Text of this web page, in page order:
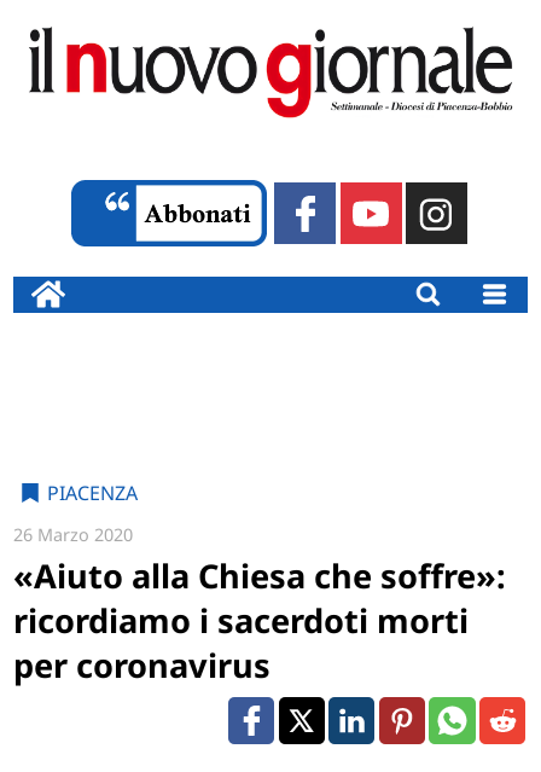
PIACENZA
26 Marzo 2020
«Aiuto alla Chiesa che soffre»:
ricordiamo i sacerdoti morti
per coronavirus